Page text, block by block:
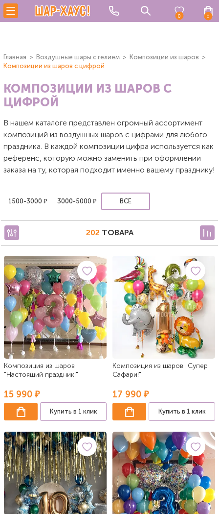
0 0
Главная Воздушные шары с гелием
Композиции из шаров
Композиции из шаров с цифрой
КОМПОЗИЦИИ ИЗ ШАРОВ С
ЦИФРОЙ
В нашем каталоге представлен огромный ассортимент
композиций из воздушных шаров с цифрами для любого
праздника. В каждой композиции цифра используется как
референс, которую можно заменить при оформлении
заказа на ту, которая подходит именно вашему празднику!
1500-3000 ₽ 3000-5000 ₽ ВСЕ
202 ТОВАРА
Композиция из шаров
"Настоящий праздник!"
15 990 ₽
Купить в 1 клик
Композиция из шаров "Супер
Сафари!"
17 990 ₽
Купить в 1 клик